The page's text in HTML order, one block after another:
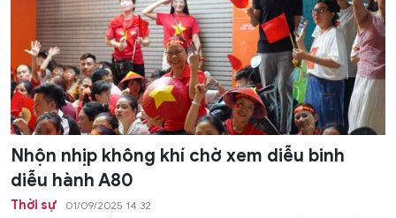
Nhộn nhịp không khí chờ xem diễu binh
diễu hành A80
Thời sự 01/09/2025 14:32